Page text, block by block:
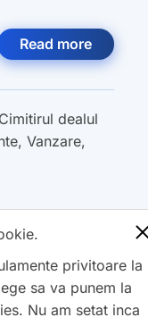
Read more
Cimitirul dealul
, Vanzare,
»
privitoare la
sa va punem la
Nu am setat inca